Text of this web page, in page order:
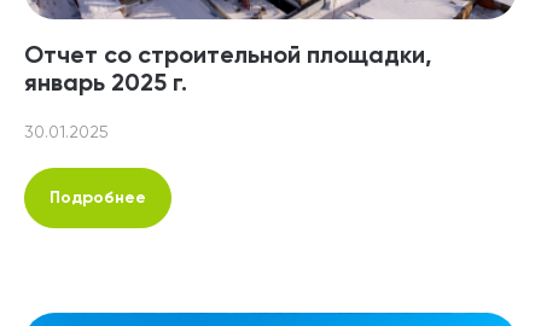
Отчет со строительной площадки,
январь 2025 г.
30.01.2025
Подробнее